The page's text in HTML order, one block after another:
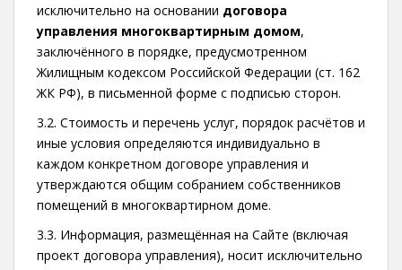
исключительно на основании договора
управления многоквартирным домом,
заключённого в порядке, предусмотренном
Жилищным кодексом Российской Федерации (ст. 162
ЖК РФ), в письменной форме с подписью сторон.
3.2. Стоимость и перечень услуг, порядок расчётов и
иные условия определяются индивидуально в
каждом конкретном договоре управления и
утверждаются общим собранием собственников
помещений в многоквартирном доме.
3.3. Информация, размещённая на Сайте (включая
проект договора управления), носит исключительно